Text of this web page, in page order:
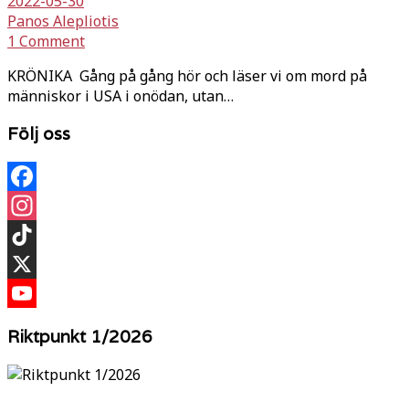
Panos Alepliotis
1 Comment
KRÖNIKA Gång på gång hör och läser vi om mord på
människor i USA i onödan, utan…
Följ oss
Facebook
Instagram
TikTok
X
Riktpunkt 1/2026